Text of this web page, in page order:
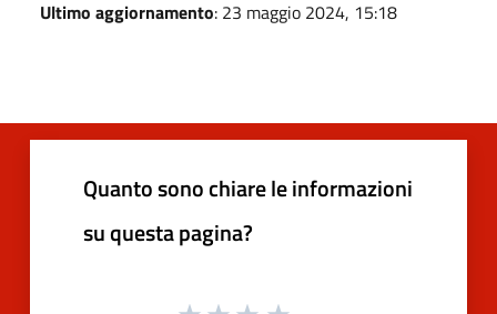
Ultimo aggiornamento: 23 maggio 2024, 15:18
Quanto sono chiare le informazioni
su questa pagina?